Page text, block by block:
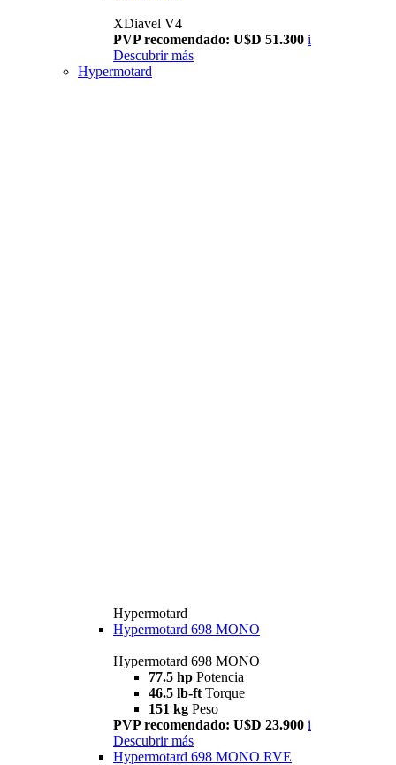
XDiavel V4
PVP recomendado: U$D 51.300 i
Descubrir más
Hypermotard
Hypermotard
Hypermotard 698 MONO
Hypermotard 698 MONO
77.5 hp Potencia
46.5 lb-ft Torque
151 kg Peso
PVP recomendado: U$D 23.900 i
Descubrir más
Hypermotard 698 MONO RVE